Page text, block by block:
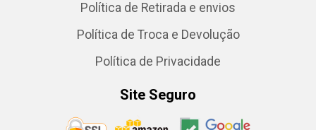
Política de Retirada e envios
Política de Troca e Devolução
Política de Privacidade
Site Seguro